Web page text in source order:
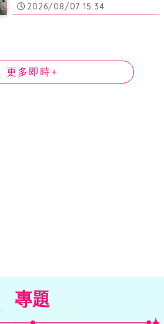
2026/08/07 15:34
更多即時+
專題